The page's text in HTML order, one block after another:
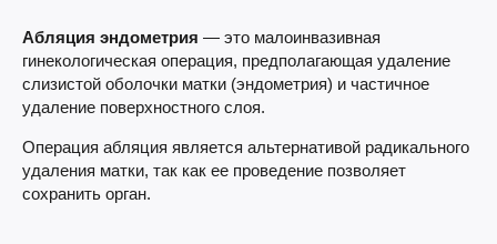
Абляция эндометрия — это малоинвазивная
гинекологическая операция, предполагающая удаление
слизистой оболочки матки (эндометрия) и частичное
удаление поверхностного слоя.
Операция абляция является альтернативой радикального
удаления матки, так как ее проведение позволяет
сохранить орган.